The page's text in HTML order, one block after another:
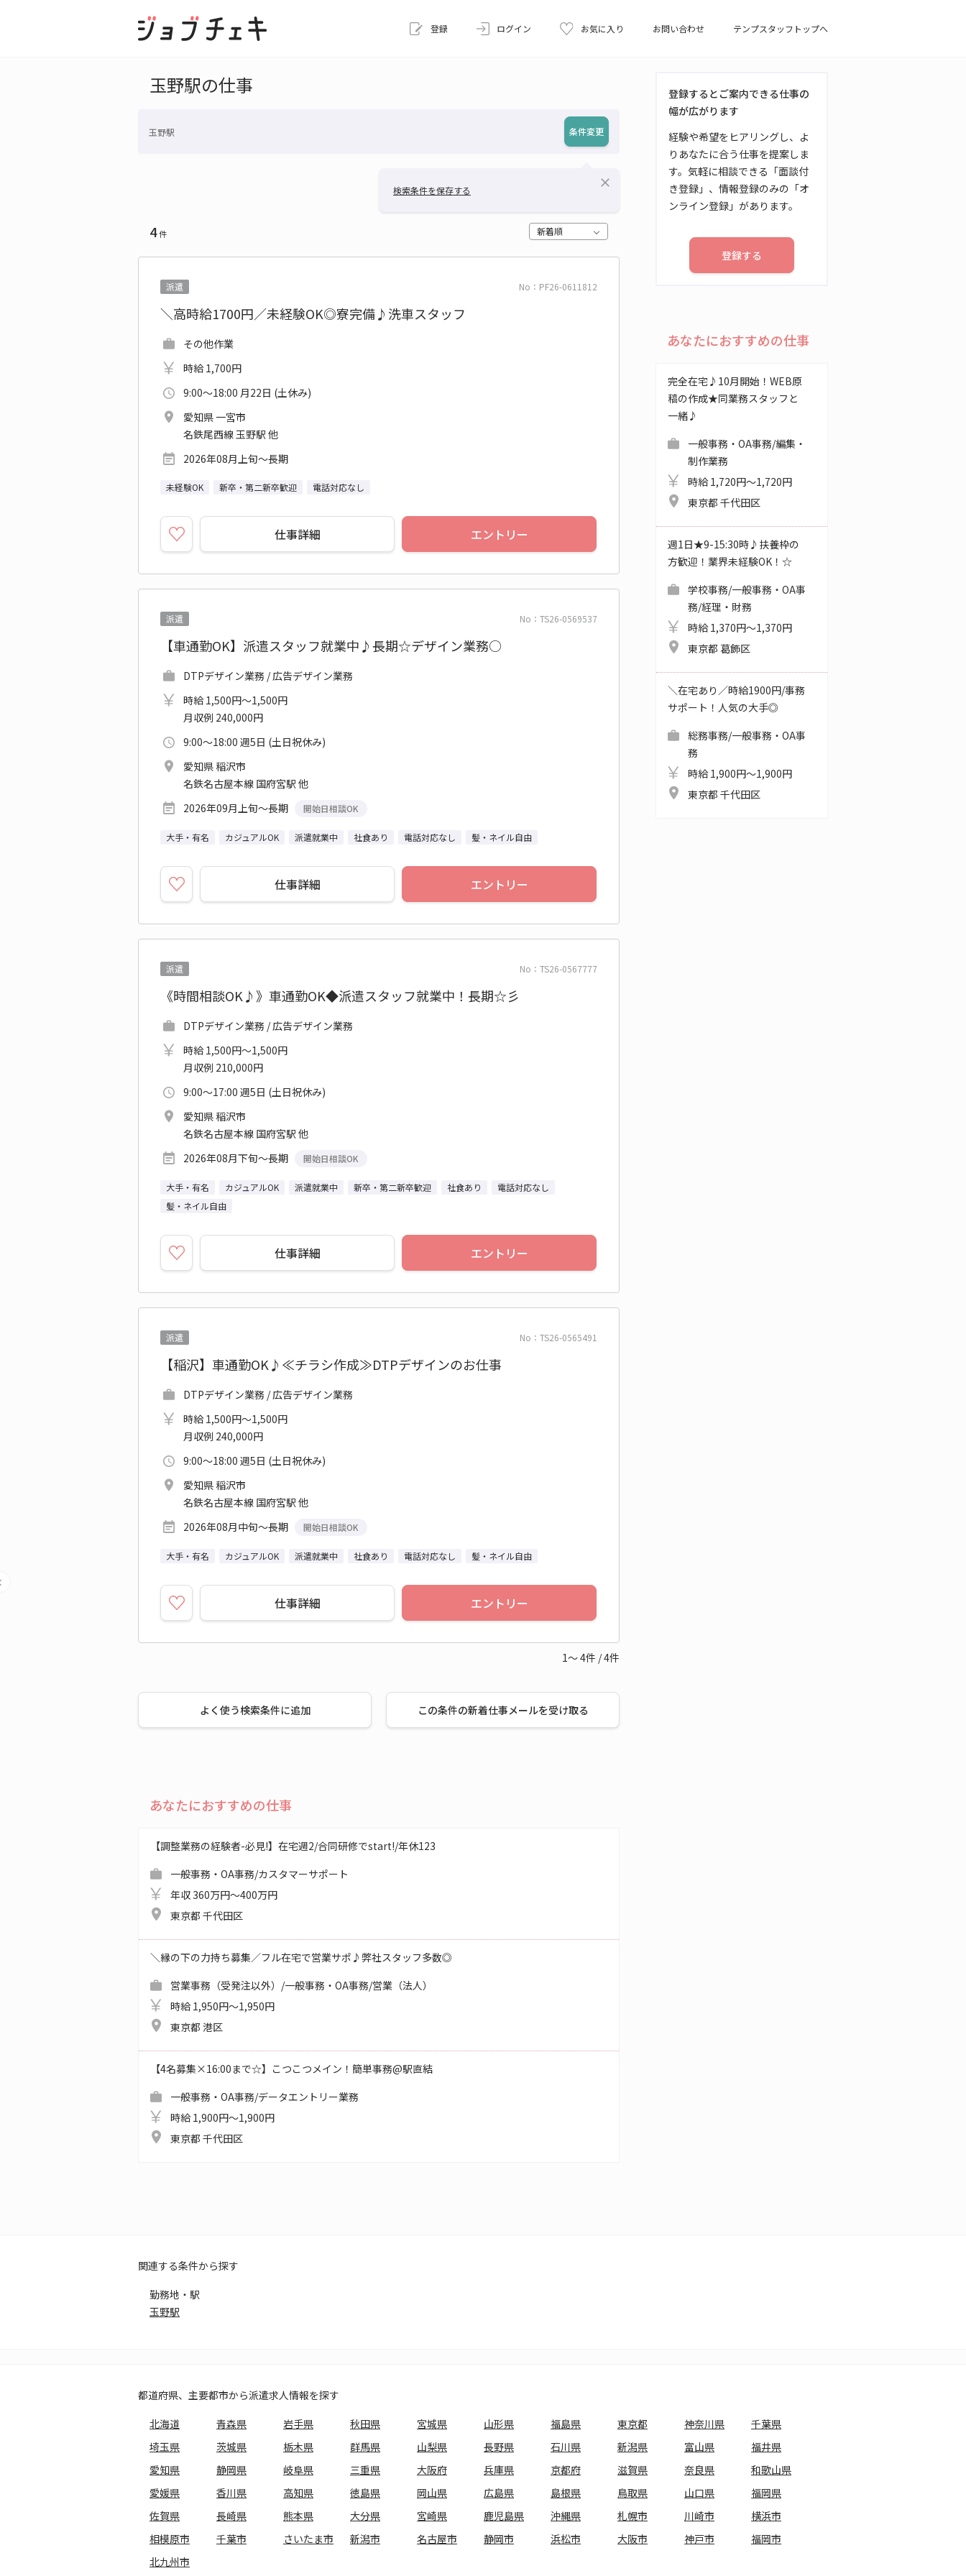
登録 ログイン お気に入り お問い合わせ テンプスタッフトップへ
玉野駅の仕事
玉野駅 条件変更
検索条件を保存する
close
4件 新着順
No：PF26-0611812
派遣
＼高時給1700円／未経験OK◎寮完備♪洗車スタッフ
その他作業
時給 1,700円
9:00～18:00 月22日 (土休み)
愛知県 一宮市
名鉄尾西線 玉野駅 他
2026年08月上旬～長期
未経験OK 新卒・第二新卒歓迎 電話対応なし
仕事詳細 エントリー
No：TS26-0569537
派遣
【車通勤OK】派遣スタッフ就業中♪長期☆デザイン業務○
DTPデザイン業務 / 広告デザイン業務
時給 1,500円～1,500円
月収例 240,000円
9:00～18:00 週5日 (土日祝休み)
愛知県 稲沢市
名鉄名古屋本線 国府宮駅 他
2026年09月上旬～長期
開始日相談OK
大手・有名 カジュアルOK 派遣就業中 社食あり 電話対応なし 髪・ネイル自由
仕事詳細 エントリー
No：TS26-0567777
派遣
《時間相談OK♪》車通勤OK◆派遣スタッフ就業中！長期☆彡
DTPデザイン業務 / 広告デザイン業務
時給 1,500円～1,500円
月収例 210,000円
9:00～17:00 週5日 (土日祝休み)
愛知県 稲沢市
名鉄名古屋本線 国府宮駅 他
2026年08月下旬～長期
開始日相談OK
大手・有名 カジュアルOK 派遣就業中 新卒・第二新卒歓迎 社食あり
電話対応なし
髪・ネイル自由
仕事詳細 エントリー
No：TS26-0565491
派遣
【稲沢】車通勤OK♪≪チラシ作成≫DTPデザインのお仕事
DTPデザイン業務 / 広告デザイン業務
時給 1,500円～1,500円
月収例 240,000円
9:00～18:00 週5日 (土日祝休み)
愛知県 稲沢市
名鉄名古屋本線 国府宮駅 他
2026年08月中旬～長期
開始日相談OK
大手・有名 カジュアルOK 派遣就業中 社食あり 電話対応なし 髪・ネイル自由
仕事詳細 エントリー
1～4件 /4件
よく使う検索条件に追加 この条件の新着仕事メールを受け取る
あなたにおすすめの仕事
【調整業務の経験者-必見!】在宅週2/合同研修でstart!/年休123
一般事務・OA事務/カスタマーサポート
年収 360万円～400万円
東京都 千代田区
＼縁の下の力持ち募集／フル在宅で営業サポ♪弊社スタッフ多数◎
営業事務（受発注以外）/一般事務・OA事務/営業（法人）
時給 1,950円～1,950円
東京都 港区
【4名募集×16:00まで☆】こつこつメイン！簡単事務@駅直結
一般事務・OA事務/データエントリー業務
時給 1,900円～1,900円
東京都 千代田区
登録するとご案内できる仕事の
幅が広がります
経験や希望をヒアリングし、よ
りあなたに合う仕事を提案しま
す。気軽に相談できる「面談付
き登録」、情報登録のみの「オ
ンライン登録」があります。
登録する
あなたにおすすめの仕事
完全在宅♪10月開始！WEB原
稿の作成★同業務スタッフと
一緒♪
一般事務・OA事務/編集・
制作業務
時給 1,720円～1,720円
東京都 千代田区
週1日★9-15:30時♪扶養枠の
方歓迎！業界未経験OK！☆
学校事務/一般事務・OA事
務/経理・財務
時給 1,370円～1,370円
東京都 葛飾区
＼在宅あり／時給1900円/事務
サポート！人気の大手◎
総務事務/一般事務・OA事
務
時給 1,900円～1,900円
東京都 千代田区
関連する条件から探す
勤務地・駅
玉野駅
都道府県、主要都市から派遣求人情報を探す
北海道
青森県 岩手県 秋田県 宮城県 山形県 福島県 東京都 神奈川県
千葉県
埼玉県
茨城県 栃木県 群馬県 山梨県 長野県 石川県 新潟県 富山県
福井県
愛知県
静岡県 岐阜県 三重県 大阪府 兵庫県 京都府 滋賀県 奈良県
和歌山県
愛媛県
香川県 高知県 徳島県 岡山県 広島県 島根県 鳥取県 山口県
福岡県
佐賀県
長崎県 熊本県 大分県 宮崎県 鹿児島県 沖縄県 札幌市 川崎市
横浜市
相模原市
千葉市 さいたま市 新潟市 名古屋市 静岡市 浜松市 大阪市 神戸市
福岡市
北九州市